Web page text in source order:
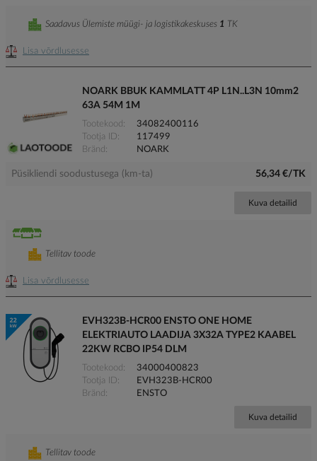
Lisa võrdlusesse
Saadavus Ülemiste müügi- ja logistikakeskuses 1 TK
NOARK BBUK KAMMLATT 4P L1N..L3N 10mm2
63A 54M 1M
Tootekood
34082400116
Tootja ID
117499
Bränd
NOARK
Püsikliendi soodustusega (km-ta) 56,34 €/TK
Kuva detailid
Lisa võrdlusesse
Tellitav toode
EVH323B-HCR00 ENSTO ONE HOME
ELEKTRIAUTO LAADIJA 3X32A TYPE2 KAABEL
22KW RCBO IP54 DLM
Tootekood
34000400823
Tootja ID
EVH323B-HCR00
Bränd
ENSTO
Kuva detailid
Tellitav toode